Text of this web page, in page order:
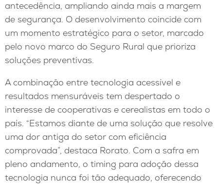
antecedência, ampliando ainda mais a margem
de segurança. O desenvolvimento coincide com
um momento estratégico para o setor, marcado
pelo novo marco do Seguro Rural que prioriza
soluções preventivas.
A combinação entre tecnologia acessível e
resultados mensuráveis tem despertado o
interesse de cooperativas e cerealistas em todo o
país. “Estamos diante de uma solução que resolve
uma dor antiga do setor com eficiência
comprovada”, destaca Rorato. Com a safra em
pleno andamento, o timing para adoção dessa
tecnologia nunca foi tão adequado, oferecendo